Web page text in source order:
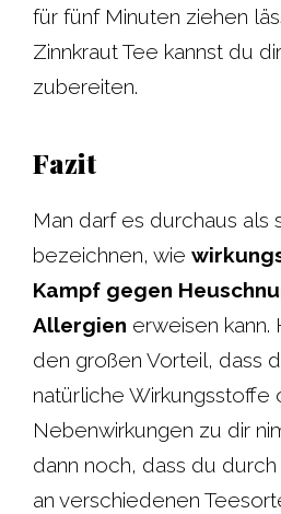
für fünf Minuten ziehen
Zinnkraut Tee kannst du
zubereiten.
Fazit
Man darf es durchaus als
bezeichnen, wie
Kampf gegen
Allergien erweisen kann.
den großen Vorteil, dass
natürliche Wirkungsstoffe
Nebenwirkungen zu dir
dann noch, dass du
an verschiedenen